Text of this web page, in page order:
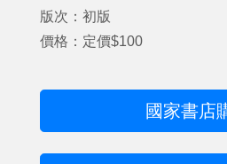
版次：初版
價格：定價$100
國家書店